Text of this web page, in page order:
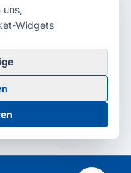
durch dieMedienagentur
Impressum
uns,
Widgets